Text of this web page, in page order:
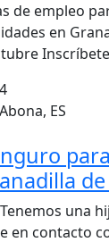
de empleo
en
ES
una
en contacto